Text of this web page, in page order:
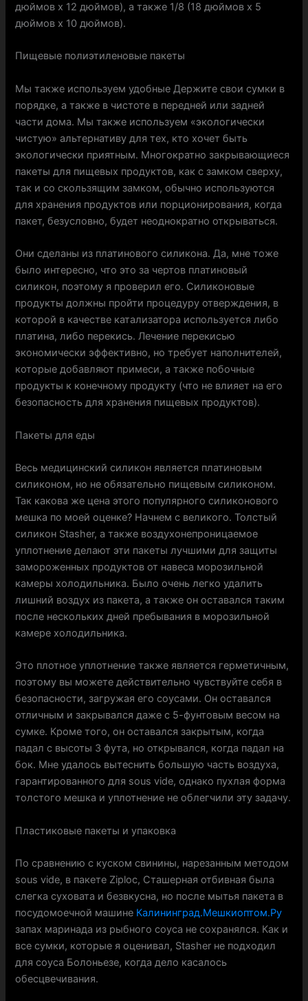
дюймов x 12 дюймов), а также 1/8 (18 дюймов x 5
дюймов x 10 дюймов).
Пищевые полиэтиленовые пакеты
Мы также используем удобные Держите свои сумки в
порядке, а также в чистоте в передней или задней
части дома. Мы также используем «экологически
чистую» альтернативу для тех, кто хочет быть
экологически приятным. Многократно закрывающиеся
пакеты для пищевых продуктов, как с замком сверху,
так и со скользящим замком, обычно используются
для хранения продуктов или порционирования, когда
пакет, безусловно, будет неоднократно открываться.
Они сделаны из платинового силикона. Да, мне тоже
было интересно, что это за чертов платиновый
силикон, поэтому я проверил его. Силиконовые
продукты должны пройти процедуру отверждения, в
которой в качестве катализатора используется либо
платина, либо перекись. Лечение перекисью
экономически эффективно, но требует наполнителей,
которые добавляют примеси, а также побочные
продукты к конечному продукту (что не влияет на его
безопасность для хранения пищевых продуктов).
Пакеты для еды
Весь медицинский силикон является платиновым
силиконом, но не обязательно пищевым силиконом.
Так какова же цена этого популярного силиконового
мешка по моей оценке? Начнем с великого. Толстый
силикон Stasher, а также воздухонепроницаемое
уплотнение делают эти пакеты лучшими для защиты
замороженных продуктов от навеса морозильной
камеры холодильника. Было очень легко удалить
лишний воздух из пакета, а также он оставался таким
после нескольких дней пребывания в морозильной
камере холодильника.
Это плотное уплотнение также является герметичным,
поэтому вы можете действительно чувствуйте себя в
безопасности, загружая его соусами. Он оставался
отличным и закрывался даже с 5-фунтовым весом на
сумке. Кроме того, он оставался закрытым, когда
падал с высоты 3 фута, но открывался, когда падал на
бок. Мне удалось вытеснить большую часть воздуха,
гарантированного для sous vide, однако пухлая форма
толстого мешка и уплотнение не облегчили эту задачу.
Пластиковые пакеты и упаковка
По сравнению с куском свинины, нарезанным методом
sous vide, в пакете Ziploc, Сташерная отбивная была
слегка суховата и безвкусна, но после мытья пакета в
посудомоечной машине Калининград.Мешкиоптом.Ру
запах маринада из рыбного соуса не сохранялся. Как и
все сумки, которые я оценивал, Stasher не подходил
для соуса Болоньезе, когда дело касалось
обесцвечивания.